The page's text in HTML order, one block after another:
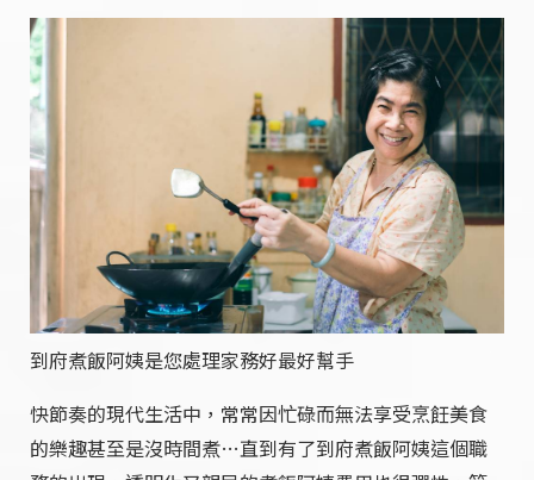
到府煮飯阿姨是您處理家務好最好幫手
快節奏的現代生活中，常常因忙碌而無法享受烹飪美食
的樂趣甚至是沒時間煮…直到有了到府煮飯阿姨這個職